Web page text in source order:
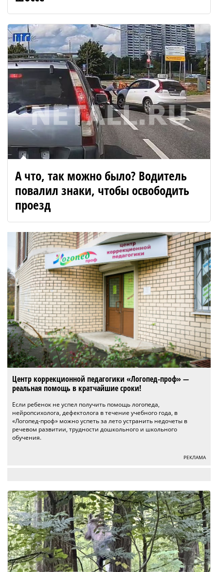
А что, так можно было? Водитель
повалил знаки, чтобы освободить
проезд
Центр коррекционной педагогики «Логопед-проф» —
реальная помощь в кратчайшие сроки!
Если ребенок не успел получить помощь логопеда,
нейропсихолога, дефектолога в течение учебного года, в
«Логопед-проф» можно успеть за лето устранить недочеты в
речевом развитии, трудности дошкольного и школьного
обучения.
РЕКЛАМА